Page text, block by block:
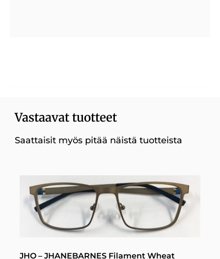
Vastaavat tuotteet
Saattaisit myös pitää näistä tuotteista
JHO – JHANEBARNES Filament Wheat